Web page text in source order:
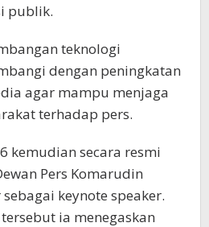
publik.
teknologi
dengan peningkatan
agar mampu menjaga
terhadap pers.
kemudian secara resmi
Pers Komarudin
keynote speaker.
ia menegaskan